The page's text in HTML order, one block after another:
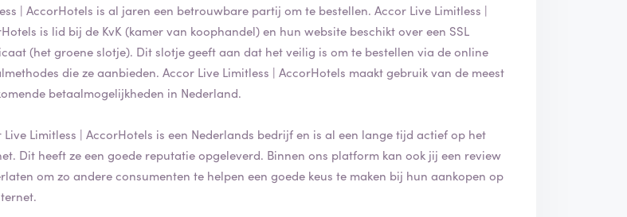
| AccorHotels is al jaren een betrouwbare partij om te bestellen. Accor Live Limitless |
is lid bij de KvK (kamer van koophandel) en hun website beschikt over een SSL
(het groene slotje). Dit slotje geeft aan dat het veilig is om te bestellen via de online
die ze aanbieden. Accor Live Limitless | AccorHotels maakt gebruik van de meest
betaalmogelijkheden in Nederland.
Live Limitless | AccorHotels is een Nederlands bedrijf en is al een lange tijd actief op het
Dit heeft ze een goede reputatie opgeleverd. Binnen ons platform kan ook jij een review
om zo andere consumenten te helpen een goede keus te maken bij hun aankopen op